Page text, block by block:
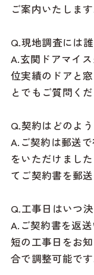
ご案内いたします
Q.現地調査には
A.玄関ドアマイ
位実績のドアと
とでもご質問くだ
Q.契約はどのよ
A.ご契約は郵送
をいただけまし
てご契約書を郵送
Q.工事日はいつ
A.ご契約書を返
短の工事日をお
合で調整可能です